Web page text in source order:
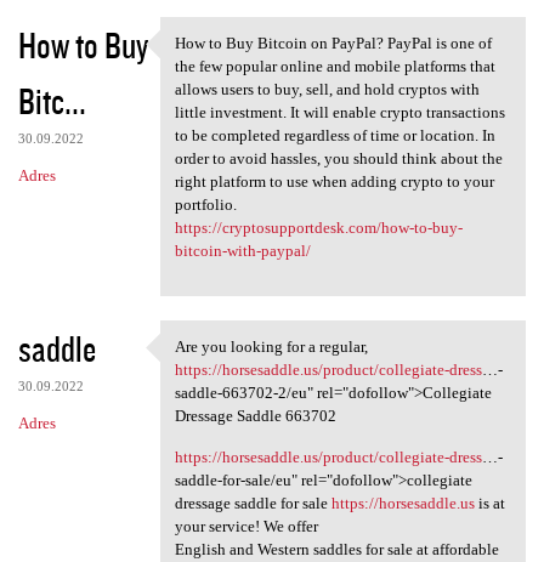
How to Buy
Bitc...
30.09.2022
Adres
How to Buy Bitcoin on PayPal?
How to Buy Bitcoin on PayPal? PayPal is one of
the few popular online and mobile platforms that
allows users to buy, sell, and hold cryptos with
little investment. It will enable crypto transactions
to be completed regardless of time or location. In
order to avoid hassles, you should think about the
right platform to use when adding crypto to your
portfolio.
https://cryptosupportdesk.com/how-to-buy-
bitcoin-with-paypal/
saddle
30.09.2022
Adres
Are you looking for a regular
Are you looking for a regular,
https://horsesaddle.us/product/collegiate-dress…-
saddle-663702-2/eu" rel="dofollow">Collegiate
Dressage Saddle 663702
https://horsesaddle.us/product/collegiate-dress…-
saddle-for-sale/eu" rel="dofollow">collegiate
dressage saddle for sale https://horsesaddle.usis at
your service! We offer
English and Western saddles for sale at affordable